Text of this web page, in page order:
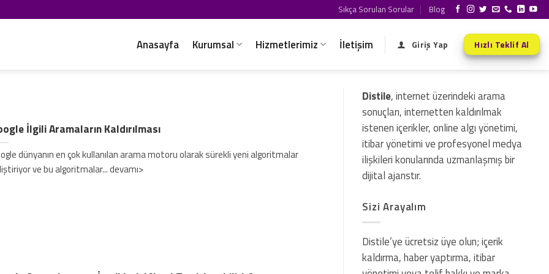
Sıkça Sorulan Sorular Blog
Anasayfa Kurumsal Hizmetlerimiz İletişim Giriş Yap Hızlı Teklif Al
İlgili Aramaların Kaldırılması
dünyanın en çok kullanılan arama motoru olarak sürekli yeni algoritmalar
ve bu algoritmalar... devamı>
Distile, internet üzerindeki arama
sonuçları, internetten kaldırılmak
istenen içerikler, online algı yönetimi,
itibar yönetimi ve profesyonel medya
ilişkileri konularında uzmanlaşmış bir
dijital ajanstır.
Sizi Arayalım
Distile’ye ücretsiz üye olun; içerik
kaldırma, haber yaptırma, itibar